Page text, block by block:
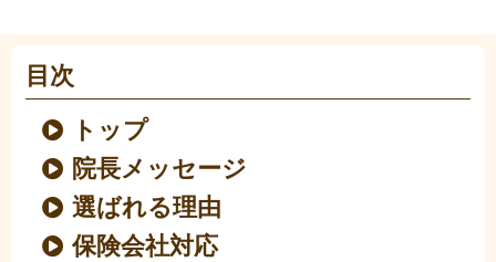
目次
トップ
院長メッセージ
選ばれる理由
保険会社対応